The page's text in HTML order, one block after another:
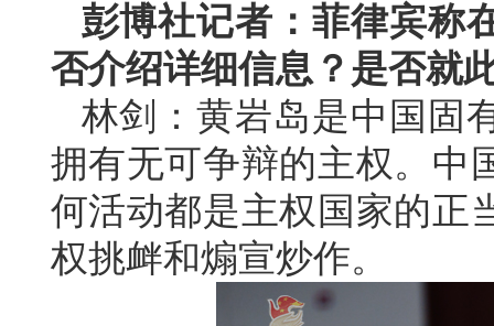
彭博社记者：菲律宾称
否介绍详细信息？是否就
林剑：黄岩岛是中国固
拥有无可争辩的主权。中
何活动都是主权国家的正
权挑衅和煽宣炒作。